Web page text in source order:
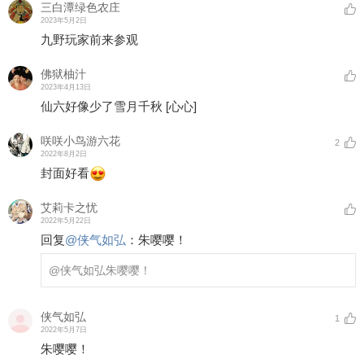
三白潭绿色农庄
2023年5月2日
九野玩家前来参观
佛狱柚汁
2023年4月13日
仙六好像少了雪月千秋 [心心]
咲咲小鸟游六花
2022年8月2日
2
封面好看
艾莉卡之忧
2022年5月22日
回复@侠气如弘 ： 朱嘤嘤！
@侠气如弘朱嘤嘤！
侠气如弘
2022年5月7日
1
朱嘤嘤！